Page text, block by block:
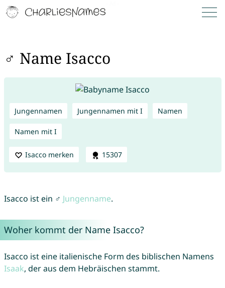
♂ Name Isacco
Jungennamen Jungennamen mit I Namen
Namen mit I
Isacco merken 15307
Isacco ist ein ♂ Jungenname.
Woher kommt der Name Isacco?
Isacco ist eine italienische Form des biblischen Namens
Isaak, der aus dem Hebräischen stammt.